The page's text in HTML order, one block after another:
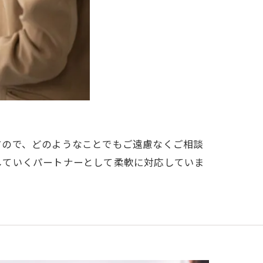
で、どのようなことでもご遠慮なくご相談
いくパートナーとして柔軟に対応していま